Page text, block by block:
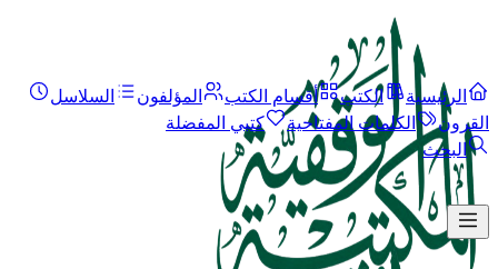
الرئيسية الكتب أقسام الكتب المؤلفون
السلاسل
القرون
الكلمات المفتاحية
كتبي المفضلة
البحث